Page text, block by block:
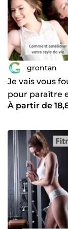
grontan
Je vais vous
pour paraître
À partir de